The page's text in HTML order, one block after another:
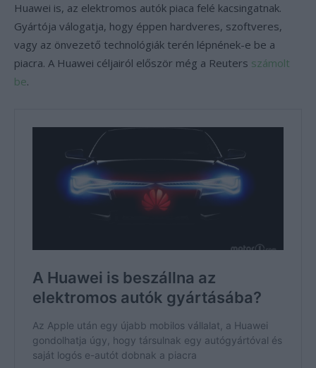
Huawei is, az elektromos autók piaca felé kacsingatnak.
Gyártója válogatja, hogy éppen hardveres, szoftveres,
vagy az önvezető technológiák terén lépnének-e be a
piacra. A Huawei céljairól először még a Reuters számolt
be.